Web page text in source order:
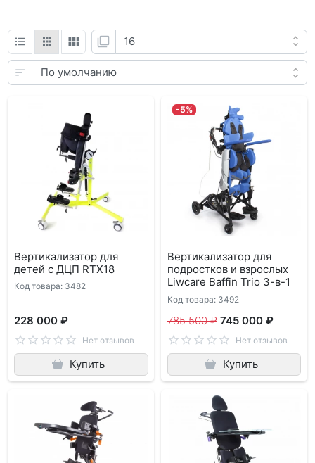
Вертикализатор для
детей с ДЦП RTX18
Код товара: 3482
228 000 ₽
Нет отзывов
Купить
-5%
Вертикализатор для
подростков и взрослых
Liwcare Baffin Trio 3-в-1
Код товара: 3492
785 500 ₽ 745 000 ₽
Нет отзывов
Купить